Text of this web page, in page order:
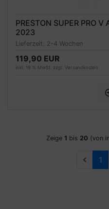
PRESTON SUPER PRO V
2023
Lieferzeit: 2-4 Wochen
119,90 EUR
inkl. 19 % MwSt. zzgl. Versandkosten
Zeige 1 bis 20 (von
1